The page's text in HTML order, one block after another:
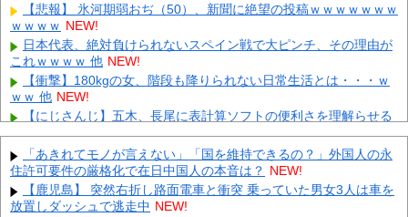
【悲報】 氷河期弱おぢ（50）、新聞に絶望の投稿ｗｗｗｗｗｗｗ
ｗｗｗｗ NEW!
日本代表、絶対負けられないスペイン戦で大ピンチ、その理由が
これｗｗｗｗ 他 NEW!
【衝撃】180kgの女、階段も降りられない日常生活とは・・・ｗ
ｗｗ 他 NEW!
【にじさんじ】五木、長尾に表計算ソフトの便利さを理解らせる
『エクセルに感動してるおじさん見てなんか感動する』 他 NEW!
【衝撃】ヴェイン運極のラスゲがヤバすぎるｗｗｗ 他 NEW!
【悲報】ワイ、半導体で破産寸前ｗｗｗｗｗｗｗｗｗｗ 他
【悲報】 とにかくヤりたくてブスと付き合ったらｗｗｗｗｗｗｗ
ｗｗｗｗｗｗｗｗ NEW!
「あきれてモノが言えない」「国を維持できるの？」外国人の永
住許可要件の厳格化で在日中国人の本音は？ NEW!
【鹿児島】 突然右折し路面電車と衝突 乗っていた男女3人は車を
放置しダッシュで逃走中 NEW!